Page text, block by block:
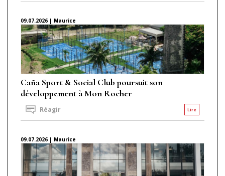
09.07.2026 | Maurice
Caña Sport & Social Club poursuit son
développement à Mon Rocher
Lire
Réagir
09.07.2026 | Maurice